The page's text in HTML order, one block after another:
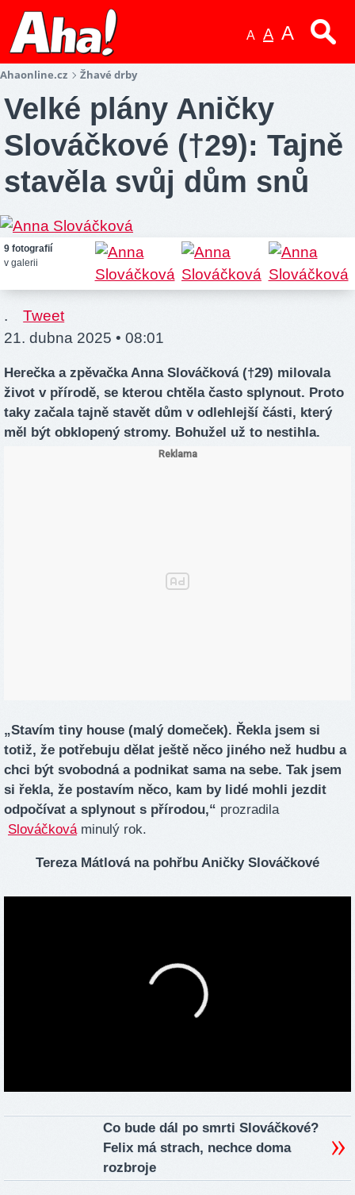
A A A
Ahaonline.cz Žhavé drby
Velké plány Aničky
Slováčkové (†29): Tajně
stavěla svůj dům snů
9 fotografií
v galerii
.
Tweet
21. dubna 2025 • 08:01
Herečka a zpěvačka Anna Slováčková (†29) milovala
život v přírodě, se kterou chtěla často splynout. Proto
taky začala tajně stavět dům v odlehlejší části, který
měl být obklopený stromy. Bohužel už to nestihla.
„Stavím tiny house (malý domeček). Řekla jsem si
totiž, že potřebuju dělat ještě něco jiného než hudbu a
chci být svobodná a podnikat sama na sebe. Tak jsem
si řekla, že postavím něco, kam by lidé mohli jezdit
odpočívat a splynout s přírodou,“ prozradila
Slováčkováminulý rok.
Tereza Mátlová na pohřbu Aničky Slováčkové
Co bude dál po smrti Slováčkové?
Felix má strach, nechce doma
rozbroje